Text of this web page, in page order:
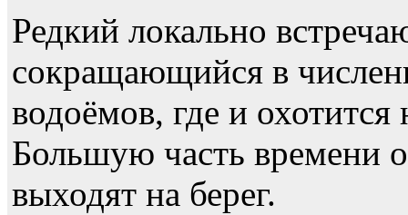
Редкий локально
сокращающийся в
водоёмов, где и
Большую часть времени
выходят на берег.